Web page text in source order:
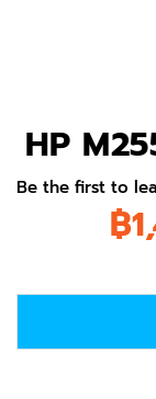
HP
Be the first to
฿